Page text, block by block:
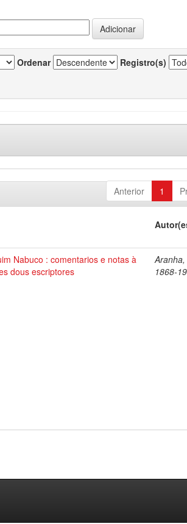
Ordenar Registro(s)
Anterior 1
Nabuco : comentarios e notas à
dous escriptores
1868-